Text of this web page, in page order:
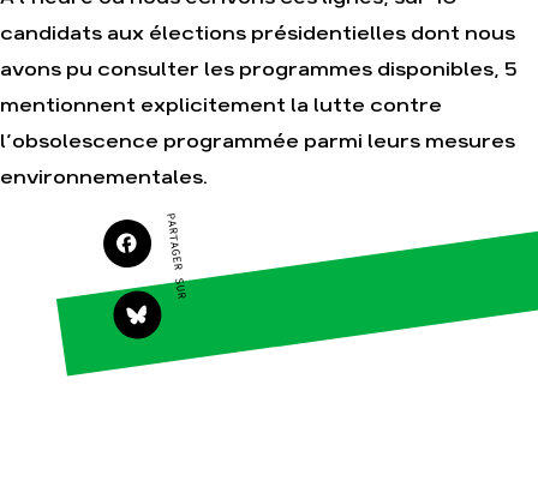
S'engager sur le
terrain
Soutenir les
campagnes
Transmettre tout ou
partie de son
patrimoine
Télécharger
gratuitement les
Nos
thématiques
Climat – Énergie
candidats aux élections présidentielles dont nous
avons pu consulter les programmes disponibles, 5
mentionnent explicitement la lutte contre
l’obsolescence programmée parmi leurs mesures
environnementales.
PARTAGER SUR